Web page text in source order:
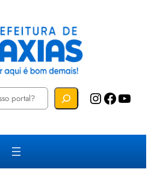
Instagram Facebook YouTube